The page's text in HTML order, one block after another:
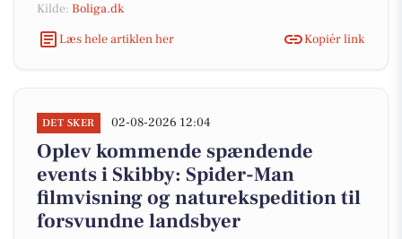
Kilde: Boliga.dk
Læs hele artiklen her
Kopiér link
DET SKER 02-08-2026 12:04
Oplev kommende spændende
events i Skibby: Spider-Man
filmvisning og naturekspedition til
forsvundne landsbyer